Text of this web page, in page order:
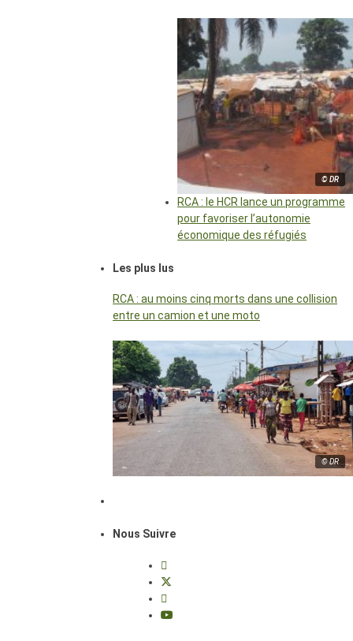
© DR
RCA : le HCR lance un programme
pour favoriser l’autonomie
économique des réfugiés
Les plus lus
RCA : au moins cinq morts dans une collision
entre un camion et une moto
© DR
Nous Suivre